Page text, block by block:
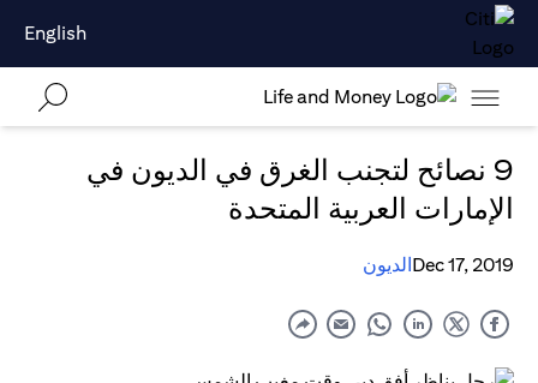
English
9 نصائح لتجنب الغرق في الديون في
الإمارات العربية المتحدة
Dec 17, 2019الديون